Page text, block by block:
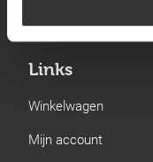
Links
Winkelwagen
Mijn account